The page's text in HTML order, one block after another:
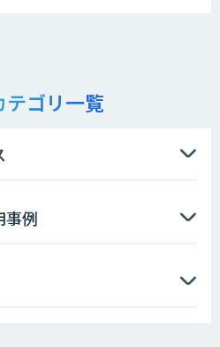
ゴリ一覧
事例